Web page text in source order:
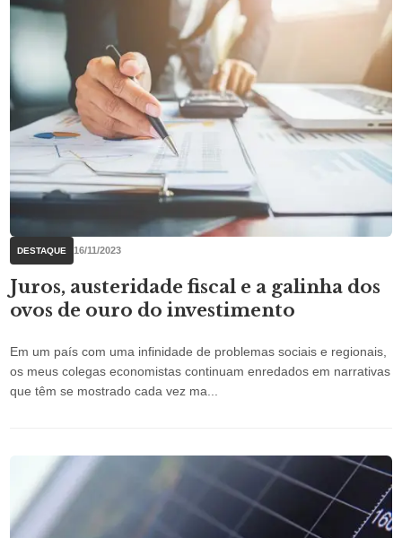
DESTAQUE 16/11/2023
Juros, austeridade fiscal e a galinha dos
ovos de ouro do investimento
Em um país com uma infinidade de problemas sociais e regionais,
os meus colegas economistas continuam enredados em narrativas
que têm se mostrado cada vez ma...